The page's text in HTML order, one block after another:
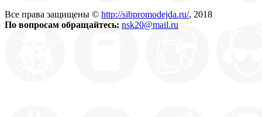
Все права защищены © http://sibpromodejda.ru/, 2018
По вопросам обращайтесь: nsk20@mail.ru